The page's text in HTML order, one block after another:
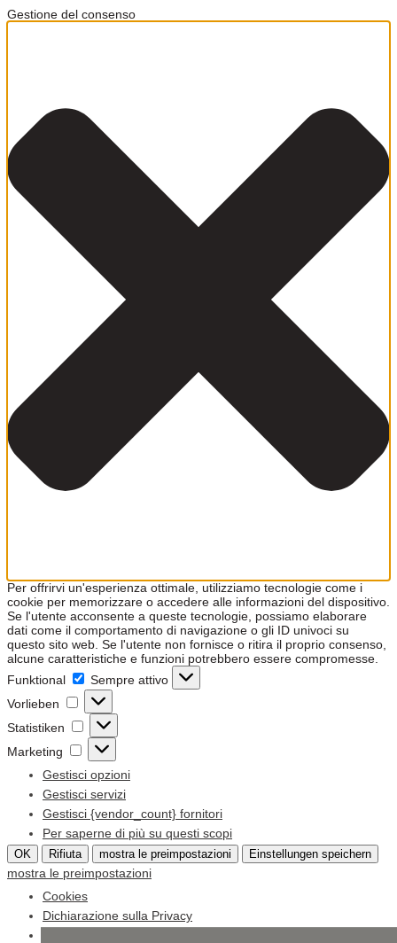
Gestione del consenso
Per offrirvi un'esperienza ottimale, utilizziamo tecnologie come i
cookie per memorizzare o accedere alle informazioni del dispositivo.
Se l'utente acconsente a queste tecnologie, possiamo elaborare
dati come il comportamento di navigazione o gli ID univoci su
questo sito web. Se l'utente non fornisce o ritira il proprio consenso,
alcune caratteristiche e funzioni potrebbero essere compromesse.
Funktional
Funktional
Sempre attivo
Vorlieben
Vorlieben
Statistiken
Statistiken
Marketing
Marketing
Gestisci opzioni
Gestisci servizi
Gestisci {vendor_count} fornitori
Per saperne di più su questi scopi
OK Rifiuta mostra le preimpostazioni Einstellungen speichern
mostra le preimpostazioni
Cookies
Dichiarazione sulla Privacy